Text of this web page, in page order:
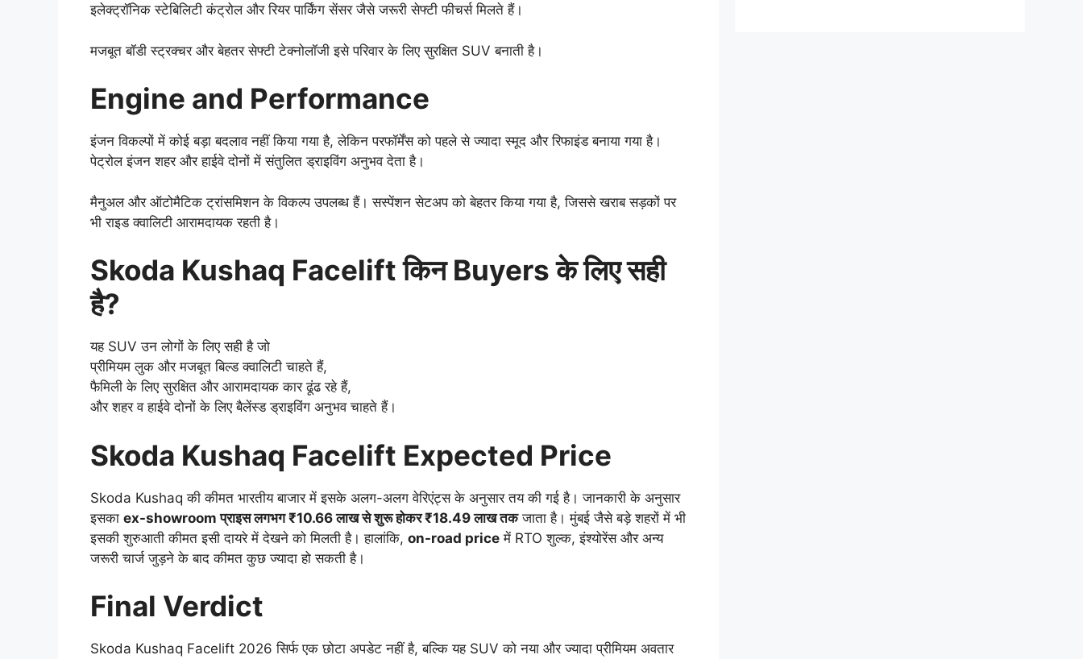
इलेक्ट्रॉनिक स्टेबिलिटी कंट्रोल और रियर पार्किंग सेंसर जैसे जरूरी सेफ्टी फीचर्स मिलते हैं।
मजबूत बॉडी स्ट्रक्चर और बेहतर सेफ्टी टेक्नोलॉजी इसे परिवार के लिए सुरक्षित SUV बनाती है।
Engine and Performance
इंजन विकल्पों में कोई बड़ा बदलाव नहीं किया गया है, लेकिन परफॉर्मेंस को पहले से ज्यादा स्मूद और रिफाइंड बनाया गया है।
पेट्रोल इंजन शहर और हाईवे दोनों में संतुलित ड्राइविंग अनुभव देता है।
मैनुअल और ऑटोमैटिक ट्रांसमिशन के विकल्प उपलब्ध हैं। सस्पेंशन सेटअप को बेहतर किया गया है, जिससे खराब सड़कों पर
भी राइड क्वालिटी आरामदायक रहती है।
Skoda Kushaq Facelift किन Buyers के लिए सही
है?
यह SUV उन लोगों के लिए सही है जो
प्रीमियम लुक और मजबूत बिल्ड क्वालिटी चाहते हैं,
फैमिली के लिए सुरक्षित और आरामदायक कार ढूंढ रहे हैं,
और शहर व हाईवे दोनों के लिए बैलेंस्ड ड्राइविंग अनुभव चाहते हैं।
Skoda Kushaq Facelift Expected Price
Skoda Kushaq की कीमत भारतीय बाजार में इसके अलग-अलग वेरिएंट्स के अनुसार तय की गई है। जानकारी के अनुसार
इसका ex-showroom प्राइस लगभग ₹10.66 लाख से शुरू होकर ₹18.49 लाख तकजाता है। मुंबई जैसे बड़े शहरों में भी
इसकी शुरुआती कीमत इसी दायरे में देखने को मिलती है। हालांकि, on-road price में RTO शुल्क, इंश्योरेंस और अन्य
जरूरी चार्ज जुड़ने के बाद कीमत कुछ ज्यादा हो सकती है।
Final Verdict
Skoda Kushaq Facelift 2026 सिर्फ एक छोटा अपडेट नहीं है, बल्कि यह SUV को नया और ज्यादा प्रीमियम अवतार